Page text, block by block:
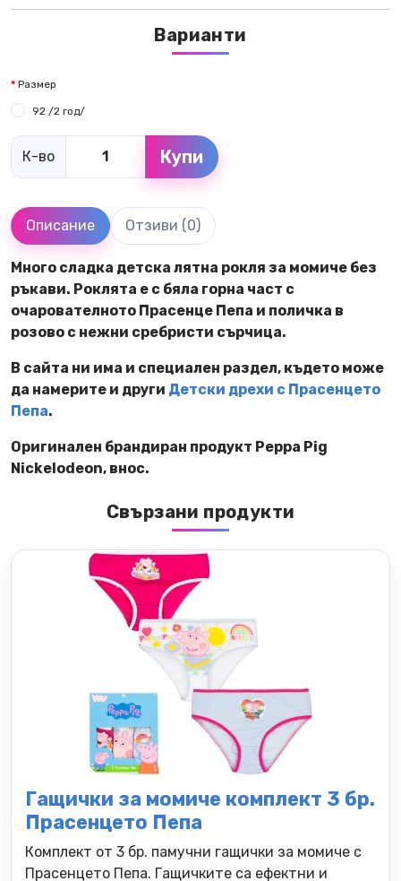
Варианти
Размер
92 /2 год/
К-во Купи
Описание Отзиви (0)
Много сладка детска лятна рокля за момиче без
ръкави. Роклята е с бяла горна част с
очарователното Прасенце Пепа и поличка в
розово с нежни сребристи сърчица.
В сайта ни има и специален раздел, където може
да намерите и други Детски дрехи с Прасенцето
Пепа.
Оригинален брандиран продукт Peppa Pig
Nickelodeon, внос.
Свързани продукти
Гащички за момиче комплект 3 бр.
Прасенцето Пепа
Комплект от 3 бр. памучни гащички за момиче с
Прасенцето Пепа. Гащичките са ефектни и